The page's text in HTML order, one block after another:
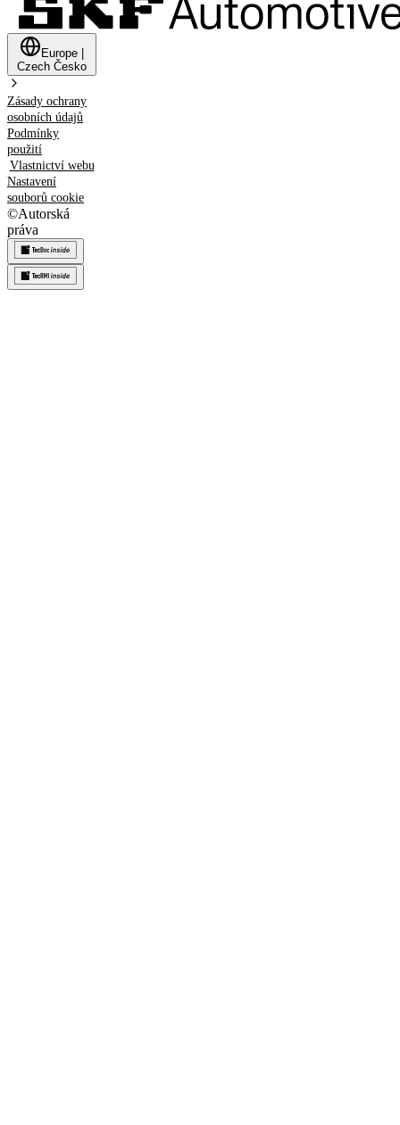
Europe
Czech Česko
Zásady ochrany
osobních údajů
Podmínky
použití
Vlastnictví webu
Nastavení
souborů cookie
©Autorská
práva